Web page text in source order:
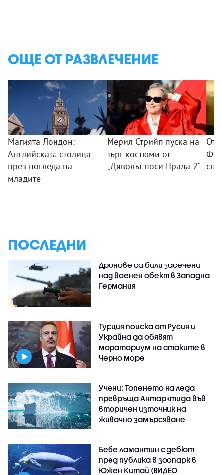
ОЩЕ ОТ РАЗВЛЕЧЕНИЕ
Магията Лондон:
Английската столица
през погледа на
младите
Мерил Стрийп пуска на
търг костюми от
„Дяволът носи Прада 2“
От
ПОСЛЕДНИ
Дронове са били засечени
над военен обект в Западна
Германия
Турция поиска от Русия и
Украйна да обявят
мораториум на атаките в
Черно море
Учени: Топенето на леда
превръща Антарктида във
вторичен източник на
живачно замърсяване
Бебе ламантин с дебют
пред публика в зоопарк в
Южен Китай (ВИДЕО